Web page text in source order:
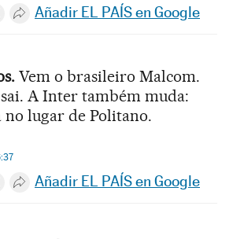
en Whatsapp
en Facebook
en Twitter
Desplegar Redes Sociales
Añadir EL PAÍS en Google
Vem o brasileiro Malcom.
A Inter também muda:
no lugar de Politano.
en Whatsapp
en Facebook
en Twitter
Desplegar Redes Sociales
Añadir EL PAÍS en Google